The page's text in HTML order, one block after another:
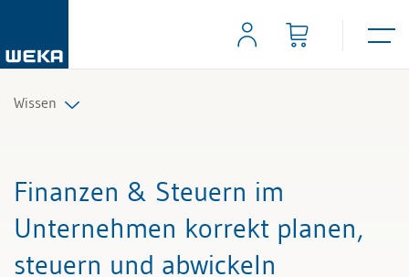
Wissen
Management
Führung & Kompetenzen
Finanzen & Steuern im
Unternehmen korrekt planen,
steuern und abwickeln